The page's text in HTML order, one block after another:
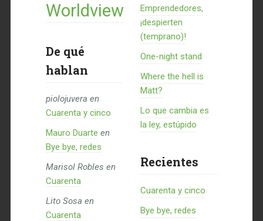
Worldview
De qué
hablan
piolojuvera en
Cuarenta y cinco
Mauro Duarte en
Bye bye, redes
Marisol Robles en
Cuarenta
Lito Sosa en
Cuarenta
Emprendedores,
¡despierten
(temprano)!
One-night stand
Where the hell is
Matt?
Lo que cambia es
la ley, estúpido
Recientes
Cuarenta y cinco
Bye bye, redes